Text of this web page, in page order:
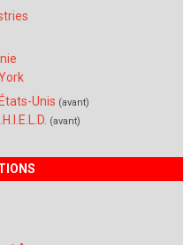
Unis (avant)
(avant)